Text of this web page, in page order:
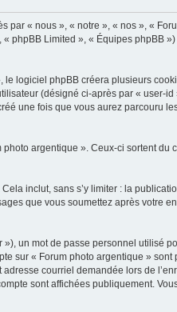
« nous », « notre », « nos », «
phpBB Limited », « Équipes phpBB
logiciel phpBB créera plusieurs
(désigné ci-après par « user-
une fois que vous aurez parcouru
argentique ». Ceux-ci sortent du
inclut, sans s’y limiter : la
que vous soumettez après votre
un mot de passe personnel utilisé
sur « Forum photo argentique »
courriel demandée lors de
sont affichées publiquement.